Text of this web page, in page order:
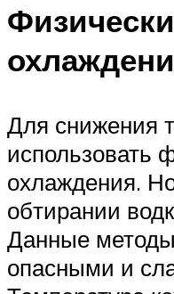
Для снижения
использовать
охлаждения.
обтирании
Данные
опасными и